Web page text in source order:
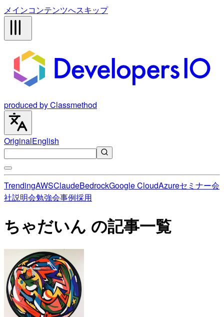
メインコンテンツへスキップ
produced by Classmethod
OriginalEnglish
TrendingAWSClaudeBedrockGoogle CloudAzureセミナー会
社説明会勉強会事例採用
ちゃだいん の記事一覧